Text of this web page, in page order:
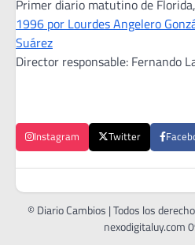
Primer diario matutino de
1996 por Lourdes Angelero
Suárez
Director responsable: Fernando
Instagram Twitter